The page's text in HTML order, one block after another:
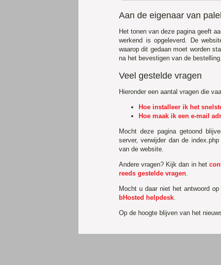
Aan de eigenaar van
Het tonen van deze pagina geeft
werkend is opgeleverd. De
waarop dit gedaan moet worden
na het bevestigen van de
Veel gestelde vragen
Hieronder een aantal vragen die
Hoe installeer ik het
Hoe maak ik een e-mail
Mocht deze pagina getoond
server, verwijder dan de
van de website.
Andere vragen? Kijk dan in het
reeds gestelde vragen
Mocht u daar niet het antwoord
bHosted helpdesk
Op de hoogte blijven van het